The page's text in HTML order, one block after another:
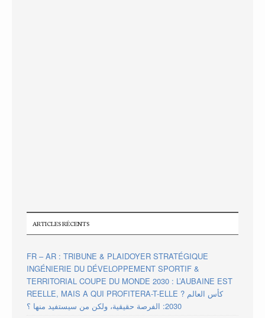
ARTICLES RÉCENTS
FR – AR : TRIBUNE & PLAIDOYER STRATÉGIQUE
INGÉNIERIE DU DÉVELOPPEMENT SPORTIF &
TERRITORIAL COUPE DU MONDE 2030 : L’AUBAINE EST
REELLE, MAIS A QUI PROFITERA-T-ELLE ? كأس العالم
2030: الفرصة حقيقية، ولكن من سيستفيد منها ؟